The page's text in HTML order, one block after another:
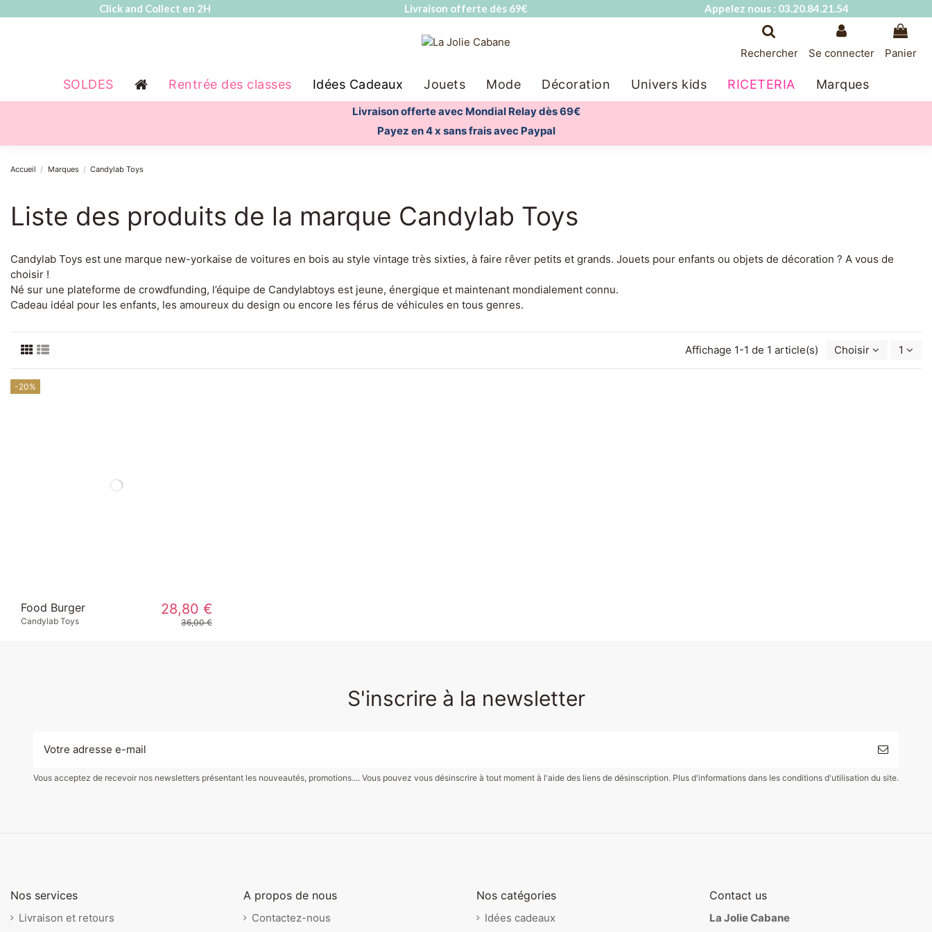
Click and Collect en 2H Livraison offerte dès 69€ Appelez nous : 03.20.84.21.54
Rechercher Se connecter Panier
SOLDES Rentrée des classes Idées Cadeaux Jouets Mode Décoration Univers kids RICETERIA Marques
Livraison offerte avec Mondial Relay dès 69€
Payez en 4 x sans frais avec Paypal
Accueil Marques Candylab Toys
Liste des produits de la marque Candylab Toys
Candylab Toys est une marque new-yorkaise de voitures en bois au style vintage très sixties, à faire rêver petits et grands. Jouets pour enfants ou objets de décoration ? A vous de
choisir !
Né sur une plateforme de crowdfunding, l’équipe de Candylabtoys est jeune, énergique et maintenant mondialement connu.
Cadeau idéal pour les enfants, les amoureux du design ou encore les férus de véhicules en tous genres.
Affichage 1-1 de 1 article(s) Choisir 1
-20%
Food Burger
Candylab Toys
28,80 €
36,00 €
S'inscrire à la newsletter
Vous acceptez de recevoir nos newsletters présentant les nouveautés, promotions.... Vous pouvez vous désinscrire à tout moment à l'aide des liens de désinscription. Plus d'informations dans les conditions d'utilisation du site.
Nos services
Livraison et retours
A propos de nous
Contactez-nous
Nos catégories
Idées cadeaux
Contact us
La Jolie Cabane